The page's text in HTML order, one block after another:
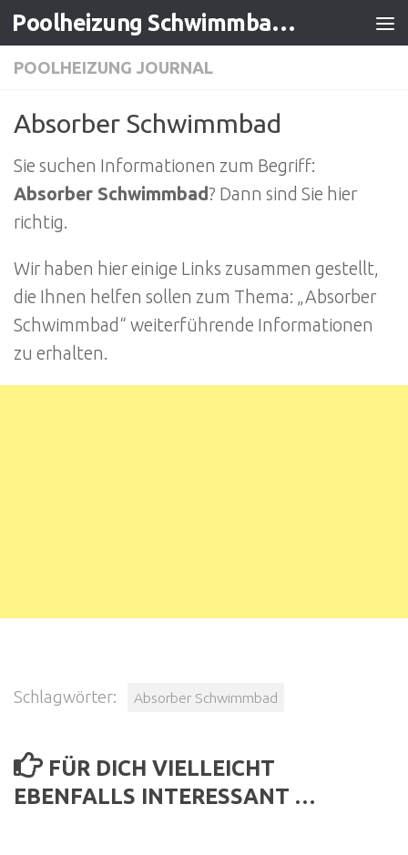
Zum Inhalt springen Poolheizung Schwimmbadheizung
POOLHEIZUNG JOURNAL
Absorber Schwimmbad
Sie suchen Informationen zum Begriff:
Absorber Schwimmbad? Dann sind Sie hier
richtig.
Wir haben hier einige Links zusammen gestellt,
die Ihnen helfen sollen zum Thema: „Absorber
Schwimmbad“ weiterführende Informationen
zu erhalten.
Schlagwörter: Absorber Schwimmbad
FÜR DICH VIELLEICHT
EBENFALLS INTERESSANT …